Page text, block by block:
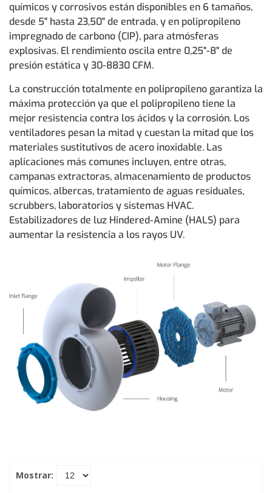
químicos y corrosivos están disponibles en 6 tamaños,
desde 5" hasta 23,50" de entrada, y en polipropileno
impregnado de carbono (CIP), para atmósferas
explosivas. El rendimiento oscila entre 0,25"-8" de
presión estática y 30-8830 CFM.
La construcción totalmente en polipropileno garantiza la
máxima protección ya que el polipropileno tiene la
mejor resistencia contra los ácidos y la corrosión. Los
ventiladores pesan la mitad y cuestan la mitad que los
materiales sustitutivos de acero inoxidable. Las
aplicaciones más comunes incluyen, entre otras,
campanas extractoras, almacenamiento de productos
químicos, albercas, tratamiento de aguas residuales,
scrubbers, laboratorios y sistemas HVAC.
Estabilizadores de luz Hindered-Amine (HALS) para
aumentar la resistencia a los rayos UV.
Mostrar: